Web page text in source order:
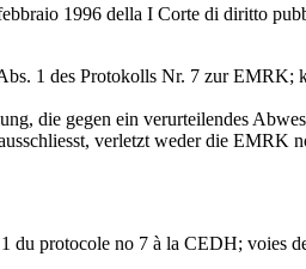
1996 della I Corte di diritto
1 des Protokolls Nr. 7 zur EMRK;
die gegen ein verurteilendes
verletzt weder die EMRK
du protocole no 7 à la CEDH; voies